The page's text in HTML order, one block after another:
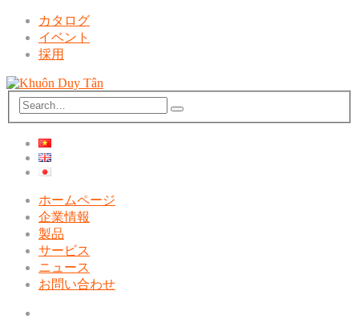
カタログ
イベント
採用
ホームページ
企業情報
製品
サービス
ニュース
お問い合わせ